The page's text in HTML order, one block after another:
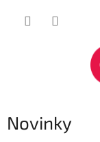
Novinky